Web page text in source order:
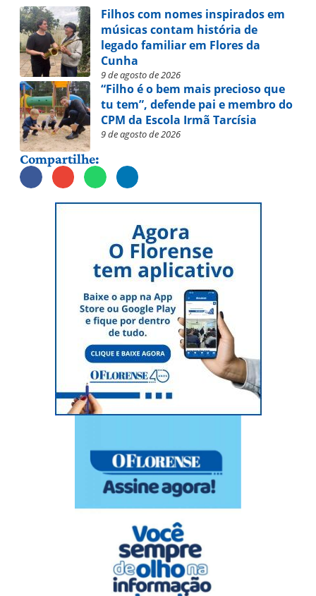
Filhos com nomes inspirados em
músicas contam história de
legado familiar em Flores da
Cunha
9 de agosto de 2026
“Filho é o bem mais precioso que
tu tem”, defende pai e membro do
CPM da Escola Irmã Tarcísia
9 de agosto de 2026
Compartilhe: